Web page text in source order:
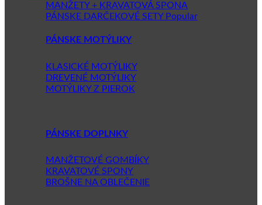
MANŽETY + KRAVATOVÁ SPONA
PÁNSKE DARČEKOVÉ SETY
PÁNSKE MOTÝLIKY
KLASICKÉ MOTÝLIKY
DREVENÉ MOTÝLIKY
MOTÝLIKY Z PIEROK
PÁNSKE DOPLNKY
MANŽETOVÉ GOMBÍKY
KRAVATOVÉ SPONY
BROŠNE NA OBLEČENIE